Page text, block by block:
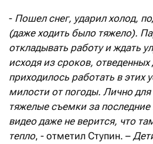
- Пошел снег, ударил холод,
(даже ходить было тяжело).
откладывать работу и ждать
исходя из сроков,
приходилось работать в этих
милости от погоды. Лично
тяжелые съемки за
видео даже не верится, что
тепло, - отметил Ступин. –